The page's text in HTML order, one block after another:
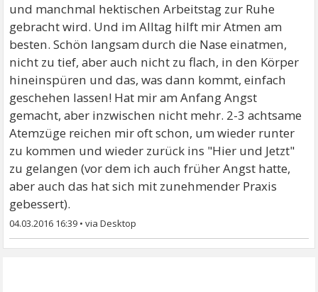
und manchmal hektischen Arbeitstag zur Ruhe
gebracht wird. Und im Alltag hilft mir Atmen am
besten. Schön langsam durch die Nase einatmen,
nicht zu tief, aber auch nicht zu flach, in den Körper
hineinspüren und das, was dann kommt, einfach
geschehen lassen! Hat mir am Anfang Angst
gemacht, aber inzwischen nicht mehr. 2-3 achtsame
Atemzüge reichen mir oft schon, um wieder runter
zu kommen und wieder zurück ins "Hier und Jetzt"
zu gelangen (vor dem ich auch früher Angst hatte,
aber auch das hat sich mit zunehmender Praxis
gebessert).
04.03.2016 16:39 •